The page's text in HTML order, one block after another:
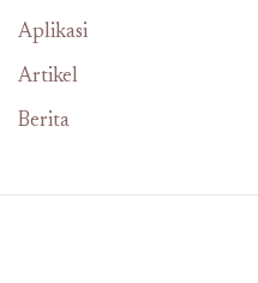
Aplikasi
Artikel
Berita